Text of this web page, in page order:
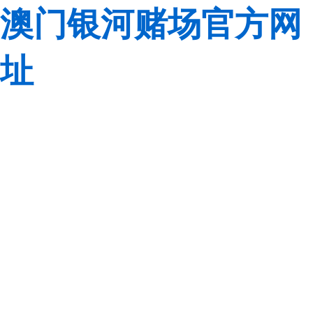
澳门银河赌场官方网
址